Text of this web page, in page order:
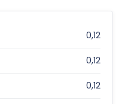
0,12
0,12
0,12